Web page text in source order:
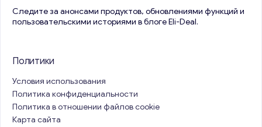
Следите за анонсами продуктов, обновлениями функций и
пользовательскими историями в блоге Eli-Deal.
Политики
Условия использования
Политика конфиденциальности
Политика в отношении файлов cookie
Карта сайта